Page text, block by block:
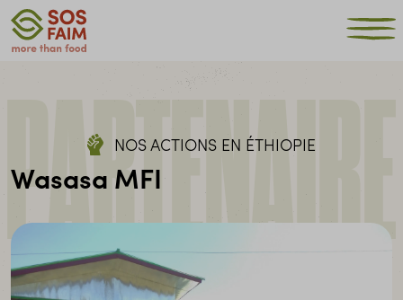
PARTENAIRE
NOS ACTIONS EN ÉTHIOPIE
Wasasa MFI